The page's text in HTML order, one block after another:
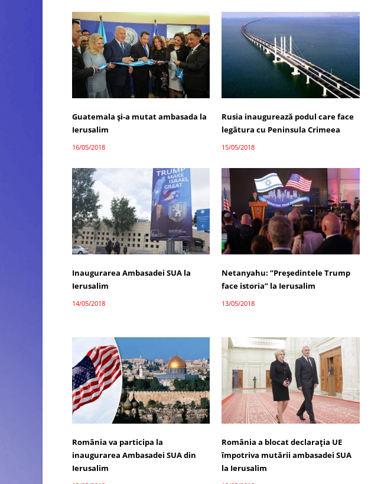
Guatemala și-a mutat ambasada la
Ierusalim
16/05/2018
Rusia inaugurează podul care face
legătura cu Peninsula Crimeea
15/05/2018
Inaugurarea Ambasadei SUA la
Ierusalim
14/05/2018
Netanyahu: ”Președintele Trump
face istoria” la Ierusalim
13/05/2018
România va participa la
inaugurarea Ambasadei SUA din
Ierusalim
România a blocat declarația UE
împotriva mutării ambasadei SUA
la Ierusalim